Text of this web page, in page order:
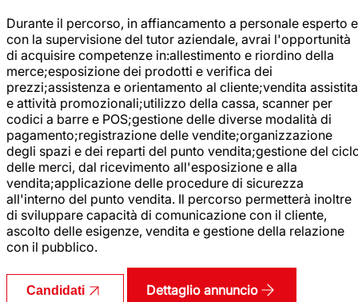
Durante il percorso, in affiancamento a personale esperto e
con la supervisione del tutor aziendale, avrai l'opportunità
di acquisire competenze in:allestimento e riordino della
merce;esposizione dei prodotti e verifica dei
prezzi;assistenza e orientamento al cliente;vendita assistita
e attività promozionali;utilizzo della cassa, scanner per
codici a barre e POS;gestione delle diverse modalità di
pagamento;registrazione delle vendite;organizzazione
degli spazi e dei reparti del punto vendita;gestione del
delle merci, dal ricevimento all'esposizione e alla
vendita;applicazione delle procedure di sicurezza
all'interno del punto vendita. Il percorso permetterà inoltre
di sviluppare capacità di comunicazione con il cliente,
ascolto delle esigenze, vendita e gestione della relazione
con il pubblico.
Candidati Dettaglio annuncio